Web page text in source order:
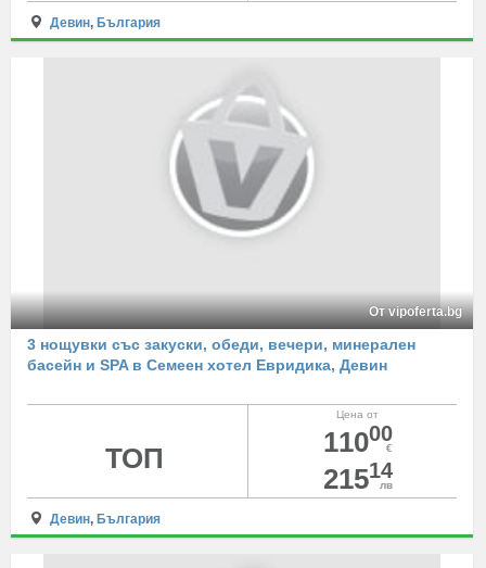
Девин, България
От vipoferta.bg
3 нощувки със закуски, обеди, вечери, минерален
басейн и SPA в Семеен хотел Евридика, Девин
Цена от
11000
€
21514
лв
ТОП
Девин, България